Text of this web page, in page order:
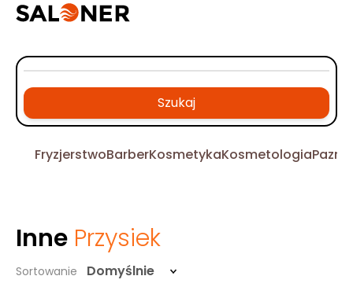
Szukaj
FryzjerstwoBarberKosmetykaKosmetologia
Inne Przysiek
Sortowanie Domyślnie